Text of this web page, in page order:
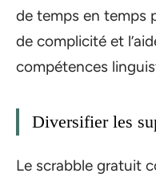
de temps en temps
de complicité et
compétences
Diversifier les
Le scrabble gratuit